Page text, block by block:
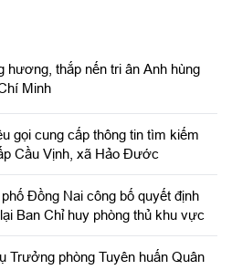
hội nghị.
hương, thắp nến tri ân Anh hùng
Minh
gọi cung cấp thông tin tìm kiếm
Cầu Vịnh, xã Hảo Đước
Đồng Nai công bố quyết định
Ban Chỉ huy phòng thủ khu vực
Trưởng phòng Tuyên huấn Quân